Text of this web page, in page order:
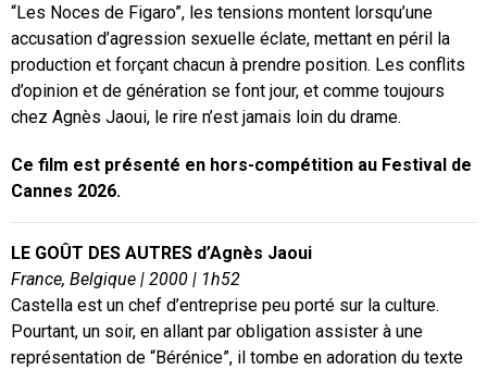
“Les Noces de Figaro”, les tensions montent lorsqu’une
accusation d’agression sexuelle éclate, mettant en péril la
production et forçant chacun à prendre position. Les conflits
d’opinion et de génération se font jour, et comme toujours
chez Agnès Jaoui, le rire n’est jamais loin du drame.
Ce film est présenté en hors-compétition au Festival de
Cannes 2026.
LE GOÛT DES AUTRES d’Agnès Jaoui
France, Belgique | 2000 | 1h52
Castella est un chef d’entreprise peu porté sur la culture.
Pourtant, un soir, en allant par obligation assister à une
représentation de “Bérénice”, il tombe en adoration du texte